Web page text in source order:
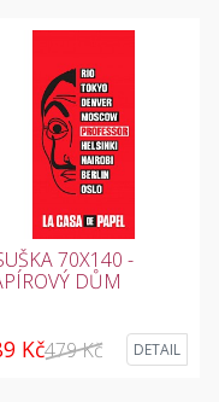
70X140 -
DŮM
Kč479 Kč DETAIL